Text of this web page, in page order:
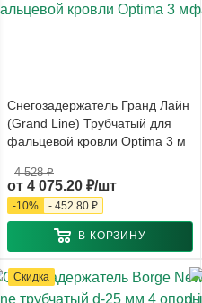
Снегозадержатель Гранд Лайн
(Grand Line) Трубчатый для
фальцевой кровли Optima 3 м
от 4 075.20 ₽/шт
4 528 ₽
-10% - 452.80 ₽
В КОРЗИНУ
Скидка